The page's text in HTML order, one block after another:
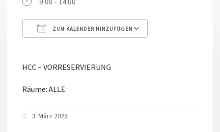
ZUM KALENDER HINZUFÜGEN
HCC – VORRESERVIERUNG
Räume: ALLE
3. März 2025